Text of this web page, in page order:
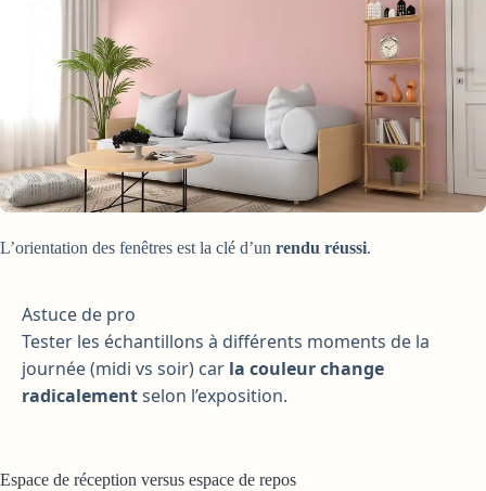
L’orientation des fenêtres est la clé d’un rendu réussi.
Astuce de pro
Tester les échantillons à différents moments de la
journée (midi vs soir) car la couleur change
radicalementselon l’exposition.
Espace de réception versus espace de repos